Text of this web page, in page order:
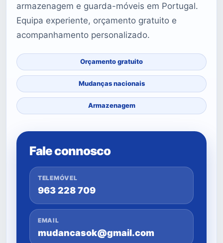
armazenagem e guarda-móveis em Portugal.
Equipa experiente, orçamento gratuito e
acompanhamento personalizado.
Orçamento gratuito
Mudanças nacionais
Armazenagem
Fale connosco
TELEMÓVEL
963 228 709
EMAIL
mudancasok@gmail.com